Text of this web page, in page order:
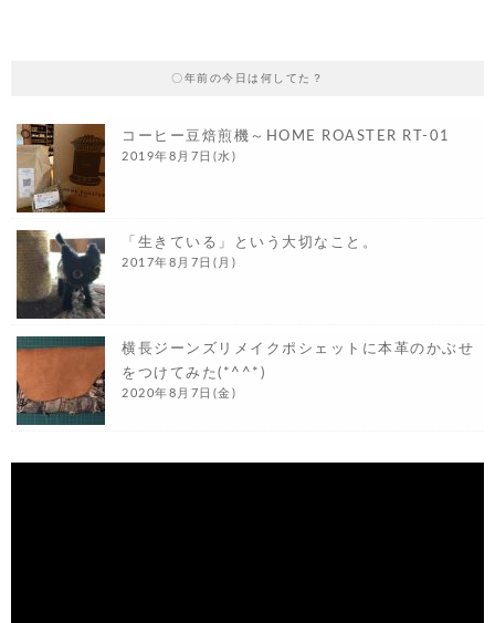
〇年前の今日は何してた？
コーヒー豆焙煎機～HOME ROASTER RT-01
2019年8月7日(水)
「生きている」という大切なこと。
2017年8月7日(月)
横長ジーンズリメイクポシェットに本革のかぶせ
をつけてみた(*^^*)
2020年8月7日(金)